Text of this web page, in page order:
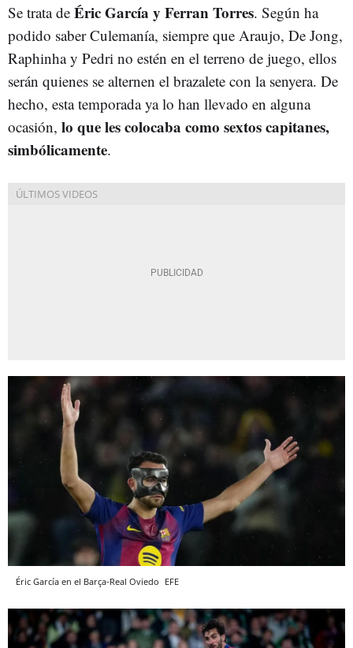
Se trata de Éric García y Ferran Torres. Según ha
podido saber Culemanía, siempre que Araujo, De Jong,
Raphinha y Pedri no estén en el terreno de juego, ellos
serán quienes se alternen el brazalete con la senyera. De
hecho, esta temporada ya lo han llevado en alguna
ocasión, lo que les colocaba como sextos capitanes,
simbólicamente.
Éric García en el Barça-Real Oviedo EFE